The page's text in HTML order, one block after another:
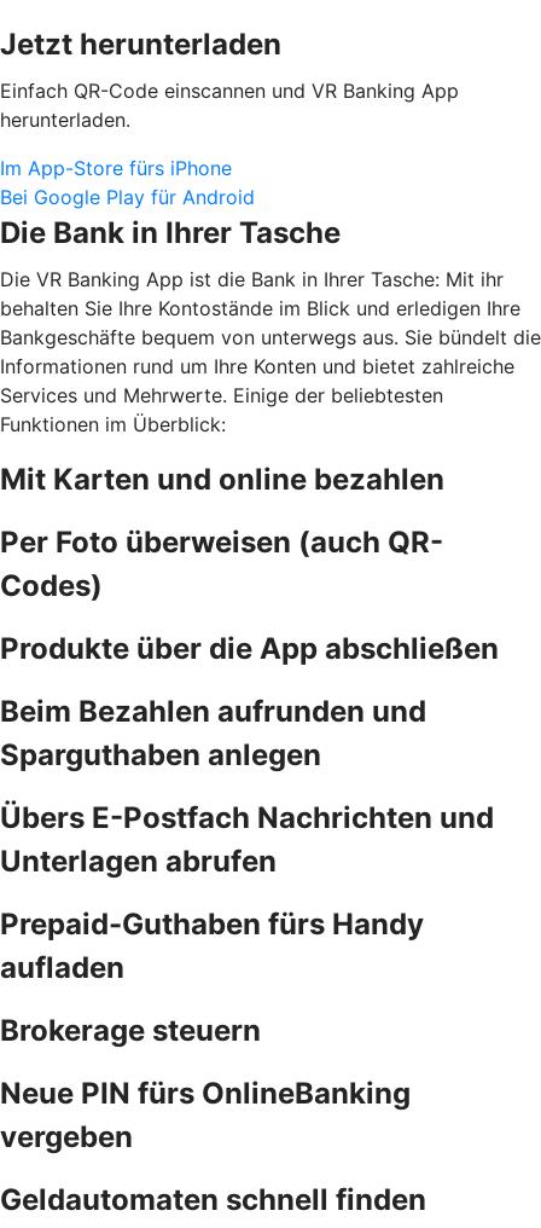
Jetzt herunterladen
Einfach QR-Code einscannen und VR Banking App
herunterladen.
Im App-Store fürs iPhone
Bei Google Play für Android
Die Bank in Ihrer Tasche
Die VR Banking App ist die Bank in Ihrer Tasche: Mit ihr
behalten Sie Ihre Kontostände im Blick und erledigen Ihre
Bankgeschäfte bequem von unterwegs aus. Sie bündelt die
Informationen rund um Ihre Konten und bietet zahlreiche
Services und Mehrwerte. Einige der beliebtesten
Funktionen im Überblick:
Mit Karten und online bezahlen
Per Foto überweisen (auch QR-
Codes)
Produkte über die App abschließen
Beim Bezahlen aufrunden und
Sparguthaben anlegen
Übers E-Postfach Nachrichten und
Unterlagen abrufen
Prepaid-Guthaben fürs Handy
aufladen
Brokerage steuern
Neue PIN fürs OnlineBanking
vergeben
Geldautomaten schnell finden